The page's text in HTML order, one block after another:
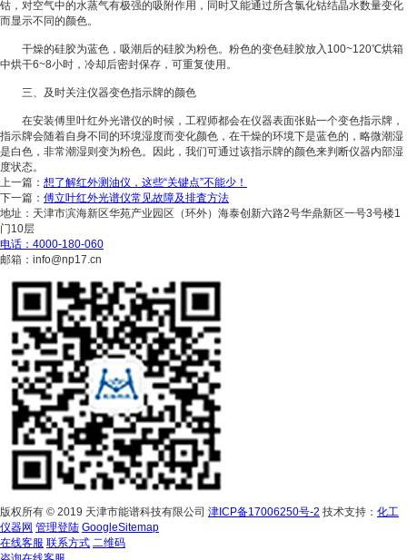
钴，对空气中的水蒸气有极强的吸附作用，同时又能通过所含氯化钴结晶水数量变化
而显示不同的颜色。
干燥的硅胶为蓝色，吸潮后的硅胶为粉色。粉色的变色硅胶放入100~120℃烘箱
中烘干6~8小时，冷却后密封保存，可重复使用。
三、及时关注仪器变色指示牌的颜色
在安装傅里叶红外光谱仪的时候，工程师都会在仪器表面张贴一个变色指示牌，
指示牌会随着自身不同的环境湿度而变化颜色，在干燥的环境下是蓝色的，略微潮湿
是白色，非常潮湿则变为粉色。因此，我们可通过该指示牌的颜色来判断仪器内部湿
度状态。
上一篇： 想了解红外测油仪，这些“关键点”不能少！
下一篇： 傅立叶红外光谱仪常见故障及排査方法
地址：天津市滨海新区华苑产业园区（环外）海泰创新六路2号华鼎新区一号3号楼1
门10层
电话：4000-180-060
邮箱：info@np17.cn
版权所有 © 2019 天津市能谱科技有限公司 津ICP备17006250号-2 技术支持： 化工
仪器网 管理登陆 GoogleSitemap
在线客服 联系方式 二维码